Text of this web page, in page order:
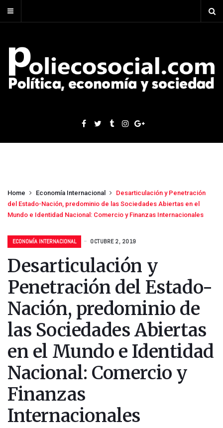
Home Economía Internacional
Desarticulación y Penetración
del Estado-Nación, predominio de las Sociedades Abiertas en el
Mundo e Identidad Nacional: Comercio y Finanzas Internacionales
ECONOMÍA INTERNACIONAL OCTUBRE 2, 2019
Desarticulación y
Penetración del Estado-
Nación, predominio de
las Sociedades Abiertas
en el Mundo e Identidad
Nacional: Comercio y
Finanzas
Internacionales